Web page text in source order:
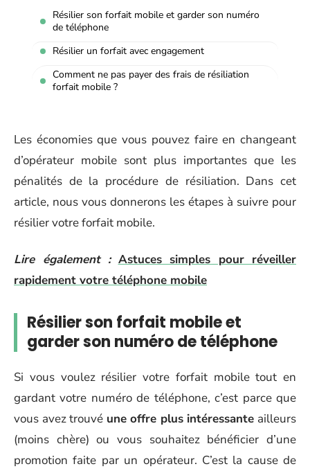
Résilier son forfait mobile et garder son numéro
de téléphone
Résilier un forfait avec engagement
Comment ne pas payer des frais de résiliation
forfait mobile ?
Les économies que vous pouvez faire en changeant
d’opérateur mobile sont plus importantes que les
pénalités de la procédure de résiliation. Dans cet
article, nous vous donnerons les étapes à suivre pour
résilier votre forfait mobile.
Lire également : Astuces simples pour réveiller
rapidement votre téléphone mobile
Résilier son forfait mobile et
garder son numéro de téléphone
Si vous voulez résilier votre forfait mobile tout en
gardant votre numéro de téléphone, c’est parce que
vous avez trouvé une offre plus intéressante ailleurs
(moins chère) ou vous souhaitez bénéficier d’une
promotion faite par un opérateur. C’est la cause de